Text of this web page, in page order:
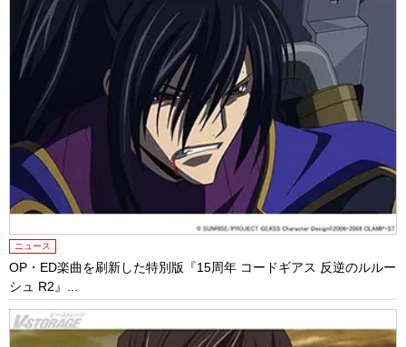
ニュース
OP・ED楽曲を刷新した特別版『15周年 コードギアス 反逆のルルー
シュ R2』...